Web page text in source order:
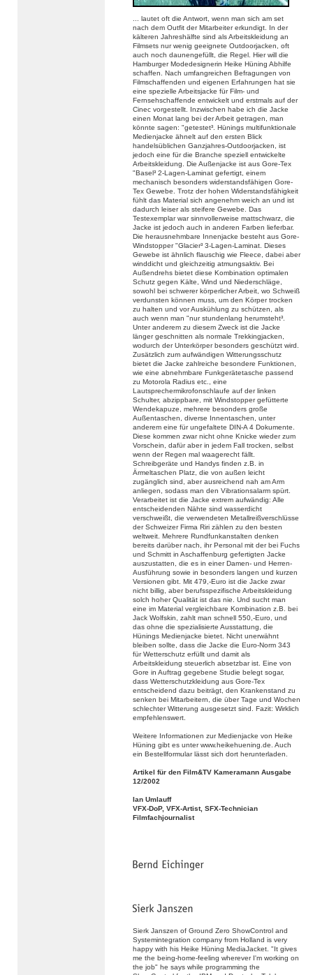
... lautet oft die Antwort, wenn man sich am set
nach dem Outfit der Mitarbeiter erkundigt. In der
kälteren Jahreshälfte sind als Arbeitskleidung an
Filmsets nur wenig geeignete Outdoorjacken, oft
auch noch daunengefüllt, die Regel. Hier will die
Hamburger Modedesignerin Heike Hüning Abhilfe
schaffen. Nach umfangreichen Befragungen von
Filmschaffenden und eigenen Erfahrungen hat sie
eine spezielle Arbeitsjacke für Film- und
Fernsehschaffende entwickelt und erstmals auf der
Cinec vorgestellt. Inzwischen habe ich die Jacke
einen Monat lang bei der Arbeit getragen, man
könnte sagen: "getestet³. Hünings multifunktionale
Medienjacke ähnelt auf den ersten Blick
handelsüblichen Ganzjahres-Outdoorjacken, ist
jedoch eine für die Branche speziell entwickelte
Arbeitskleidung. Die Außenjacke ist aus Gore-Tex
"Basel³ 2-Lagen-Laminat gefertigt, einem
mechanisch besonders widerstandsfähigen Gore-
Tex Gewebe. Trotz der hohen Widerstandsfähigkeit
fühlt das Material sich angenehm weich an und ist
dadurch leiser als steifere Gewebe. Das
Testexemplar war sinnvollerweise mattschwarz, die
Jacke ist jedoch auch in anderen Farben lieferbar.
Die herausnehmbare Innenjacke besteht aus Gore-
Windstopper "Glacier³ 3-Lagen-Laminat. Dieses
Gewebe ist ähnlich flauschig wie Fleece, dabei aber
winddicht und gleichzeitig atmungsaktiv. Bei
Außendrehs bietet diese Kombination optimalen
Schutz gegen Kälte, Wind und Niederschläge,
sowohl bei schwerer körperlicher Arbeit, wo Schweiß
verdunsten können muss, um den Körper trocken
zu halten und vor Auskühlung zu schützen, als
auch wenn man "nur stundenlang herumsteht³.
Unter anderem zu diesem Zweck ist die Jacke
länger geschnitten als normale Trekkingjacken,
wodurch der Unterkörper besonders geschützt wird.
Zusätzlich zum aufwändigen Witterungsschutz
bietet die Jacke zahlreiche besondere Funktionen,
wie eine abnehmbare Funkgerätetasche passend
zu Motorola Radius etc., eine
Lautsprechermikrofonschlaufe auf der linken
Schulter, abzippbare, mit Windstopper gefütterte
Wendekapuze, mehrere besonders große
Außentaschen, diverse Innentaschen, unter
anderem eine für ungefaltete DIN-A 4 Dokumente.
Diese kommen zwar nicht ohne Knicke wieder zum
Vorschein, dafür aber in jedem Fall trocken, selbst
wenn der Regen mal waagerecht fällt.
Schreibgeräte und Handys finden z.B. in
Ärmeltaschen Platz, die von außen leicht
zugänglich sind, aber ausreichend nah am Arm
anliegen, sodass man den Vibrationsalarm spürt.
Verarbeitet ist die Jacke extrem aufwändig: Alle
entscheidenden Nähte sind wasserdicht
verschweißt, die verwendeten Metallreißverschlüsse
der Schweizer Firma Riri zählen zu den besten
weltweit. Mehrere Rundfunkanstalten denken
bereits darüber nach, ihr Personal mit der bei Fuchs
und Schmitt in Aschaffenburg gefertigten Jacke
auszustatten, die es in einer Damen- und Herren-
Ausführung sowie in besonders langen und kurzen
Versionen gibt. Mit 479,-Euro ist die Jacke zwar
nicht billig, aber berufsspezifische Arbeitskleidung
solch hoher Qualität ist das nie. Und sucht man
eine im Material vergleichbare Kombination z.B. bei
Jack Wolfskin, zahlt man schnell 550,-Euro, und
das ohne die spezialisierte Ausstattung, die
Hünings Medienjacke bietet. Nicht unerwähnt
bleiben sollte, dass die Jacke die Euro-Norm 343
für Wetterschutz erfüllt und damit als
Arbeitskleidung steuerlich absetzbar ist. Eine von
Gore in Auftrag gegebene Studie belegt sogar,
dass Wetterschutzkleidung aus Gore-Tex
entscheidend dazu beiträgt, den Krankenstand zu
senken bei Mitarbeitern, die über Tage und Wochen
schlechter Witterung ausgesetzt sind. Fazit: Wirklich
empfehlenswert.
Weitere Informationen zur Medienjacke von Heike
Hüning gibt es unter www.heikehuening.de. Auch
ein Bestellformular lässt sich dort herunterladen.
Artikel für den Film&TV Kameramann Ausgabe
12/2002
Ian Umlauff
VFX-DoP, VFX-Artist, SFX-Technician
Filmfachjournalist
Sierk Janszen of Ground Zero ShowControl and
Systemintegration company from Holland is very
happy with his Heike Hüning MediaJacket. "It gives
me the being-home-feeling wherever I'm working on
the job" he says while programming the